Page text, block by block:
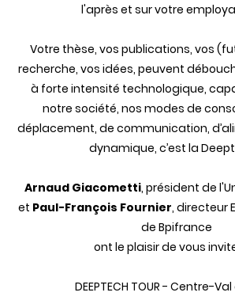
l'après et sur votre
Votre thèse, vos publications, vos
recherche, vos idées, peuvent
à forte intensité technologique,
notre société, nos modes de
déplacement, de communication,
dynamique, c’est la
Arnaud Giacometti, président de
et Paul-François Fournier, directeur
de Bpifrance
ont le plaisir de vous
DEEPTECH TOUR - Centre-